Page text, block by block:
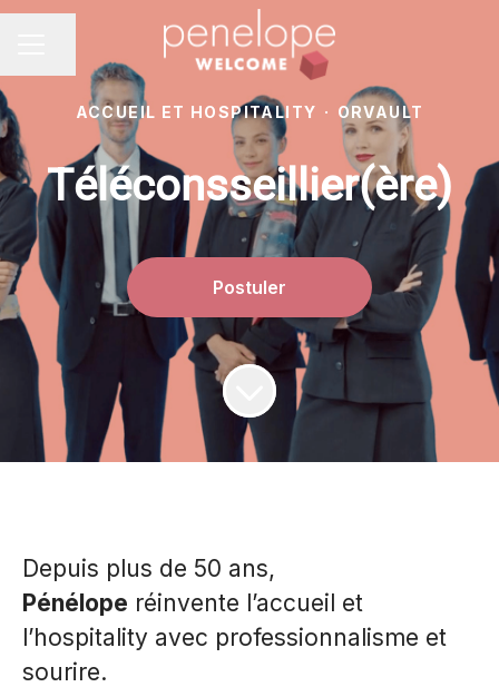
Partager la page
ACCUEIL ET HOSPITALITY · ORVAULT
Téléconsseillier(ère)
Postuler
Depuis plus de 50 ans,
Pénélope réinvente l’accueil et
l’hospitality avec professionnalisme et
sourire.